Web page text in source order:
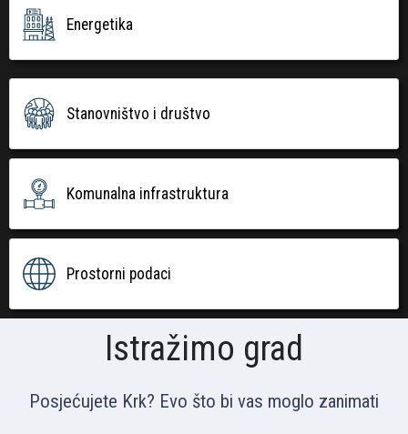
Energetika
Stanovništvo i društvo
Komunalna infrastruktura
Prostorni podaci
Istražimo grad
Posjećujete Krk? Evo što bi vas moglo zanimati